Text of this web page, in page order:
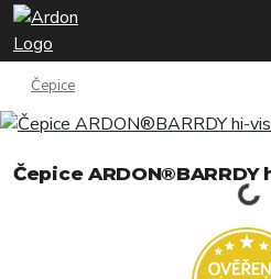
Čepice
Čepice ARDON®BARRDY